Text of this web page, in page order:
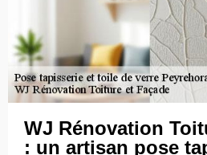
WJ Rénovation
: un artisan pose